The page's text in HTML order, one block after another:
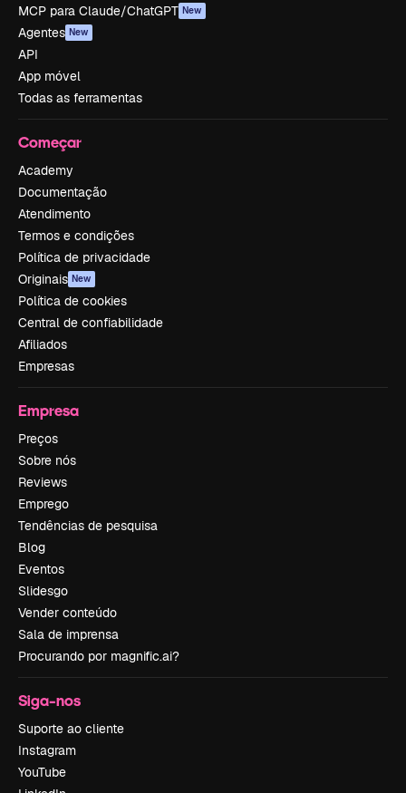
MCP para Claude/ChatGPT New
Agentes New
API
App móvel
Todas as ferramentas
Começar
Academy
Documentação
Atendimento
Termos e condições
Política de privacidade
Originais New
Política de cookies
Central de confiabilidade
Afiliados
Empresas
Empresa
Preços
Sobre nós
Reviews
Emprego
Tendências de pesquisa
Blog
Eventos
Slidesgo
Vender conteúdo
Sala de imprensa
Procurando por magnific.ai?
Siga-nos
Suporte ao cliente
Instagram
YouTube